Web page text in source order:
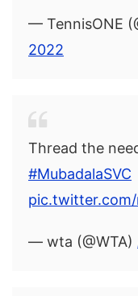
— TennisONE
2022
Thread the
#MubadalaSVC
pic.twitter.com/
— wta (@WTA)